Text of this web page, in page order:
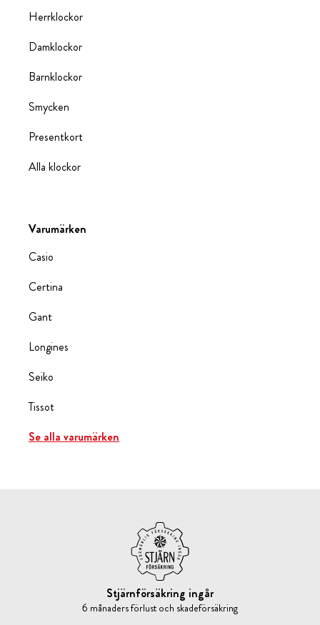
Herrklockor
Damklockor
Barnklockor
Smycken
Presentkort
Alla klockor
Varumärken
Casio
Certina
Gant
Longines
Seiko
Tissot
Se alla varumärken
Stjärnförsäkring ingår
6 månaders förlust och skadeförsäkring